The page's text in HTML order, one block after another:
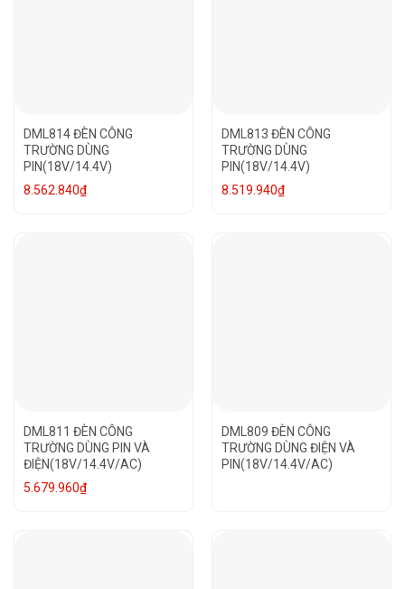
DML814 ĐÈN CÔNG
TRƯỜNG DÙNG
PIN(18V/14.4V)
8.562.840₫
DML813 ĐÈN CÔNG
TRƯỜNG DÙNG
PIN(18V/14.4V)
8.519.940₫
DML811 ĐÈN CÔNG
TRƯỜNG DÙNG PIN VÀ
ĐIỆN(18V/14.4V/AC)
5.679.960₫
DML809 ĐÈN CÔNG
TRƯỜNG DÙNG ĐIỆN VÀ
PIN(18V/14.4V/AC)